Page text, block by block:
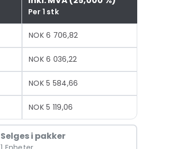
Per 1 stk
NOK 6 706,82
NOK 6 036,22
NOK 5 584,66
NOK 5 119,06
Selges i pakker